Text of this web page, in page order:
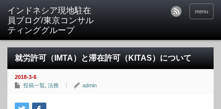
menu
就労許可（IMTA）と滞在許可（KITAS）について
2018-3-6
投稿一覧 法務 admin